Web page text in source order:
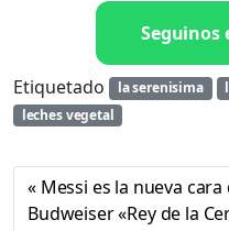
Seguinos
Etiquetado la serenisima
leches vegetal
Messi es la nueva cara
Budweiser «Rey de la